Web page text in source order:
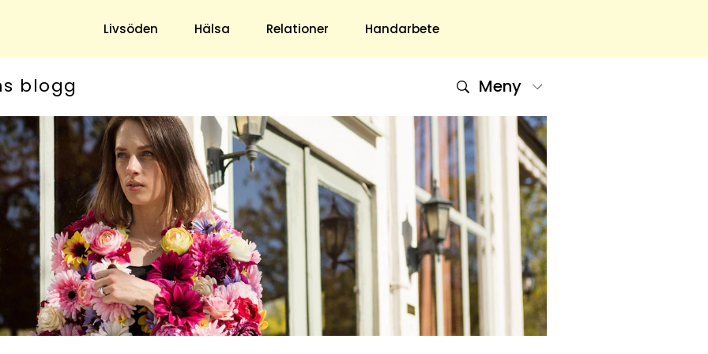
Livsöden Hälsa Relationer Handarbete
& Trädgård
Hushåll
Ekonomi
Mat & Dryck
& Antikt
DIY - Gör Det Själv
Underhållning
Nöje
TV
Horoskop
Quiz
Om Oss
Om Oss & Kontakt
Tidningar Hos Allas.se
Nyhetsbrev
Om Cookies
Integritetspolicy
Skapa Konto
Hantera Preferenser
blogg Meny